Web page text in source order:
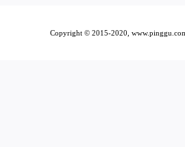
Copyright © 2015-2020,